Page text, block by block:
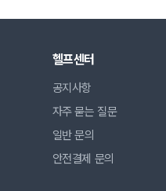
헬프센터
공지사항
자주 묻는 질문
일반 문의
안전결제 문의